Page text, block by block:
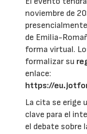
noviembre de
de Emilia-
forma virtual.
formalizar su
enlace:
https://
La cita se erige
clave para el
el debate sobre